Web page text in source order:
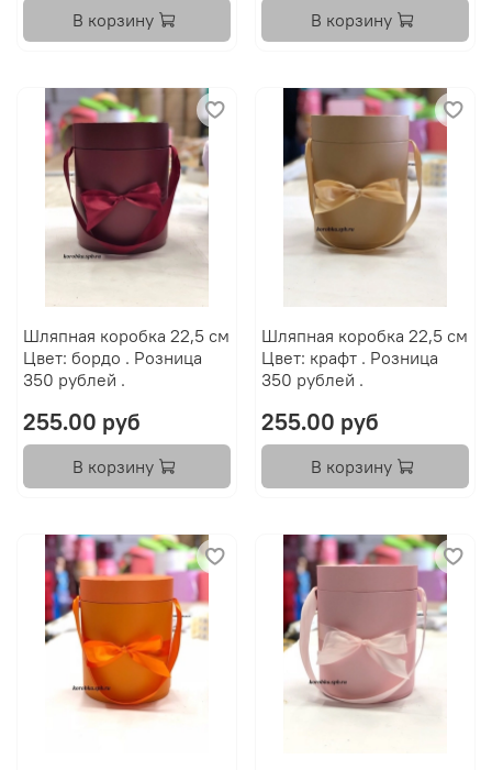
В корзину В корзину
Шляпная коробка 22,5 см
Цвет: бордо . Розница
350 рублей .
255.00 руб
В корзину
Шляпная коробка 22,5 см
Цвет: крафт . Розница
350 рублей .
255.00 руб
В корзину